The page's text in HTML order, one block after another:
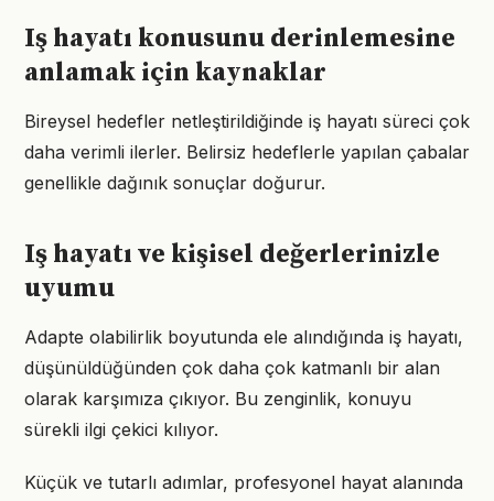
Iş hayatı konusunu derinlemesine
anlamak için kaynaklar
Bireysel hedefler netleştirildiğinde iş hayatı süreci çok
daha verimli ilerler. Belirsiz hedeflerle yapılan çabalar
genellikle dağınık sonuçlar doğurur.
Iş hayatı ve kişisel değerlerinizle
uyumu
Adapte olabilirlik boyutunda ele alındığında iş hayatı,
düşünüldüğünden çok daha çok katmanlı bir alan
olarak karşımıza çıkıyor. Bu zenginlik, konuyu
sürekli ilgi çekici kılıyor.
Küçük ve tutarlı adımlar, profesyonel hayat alanında